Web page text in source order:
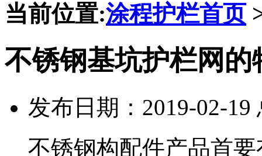
当前位置:涂程护栏首页
不锈钢基坑护栏网的
发布日期：2019-02-19
不锈钢构配件产品首要